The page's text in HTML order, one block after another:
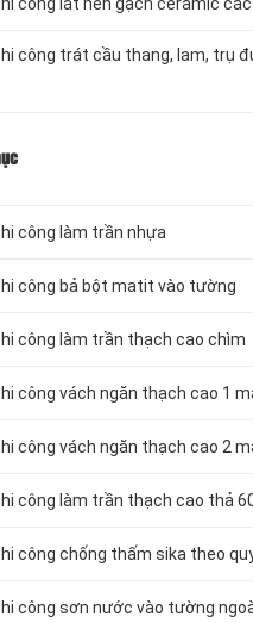
công trát cầu thang, lam, trụ
công làm trần nhựa
công bả bột matit vào tường
công làm trần thạch cao chìm
công vách ngăn thạch cao 1
công vách ngăn thạch cao 2
công làm trần thạch cao thả
công chống thấm sika theo
công sơn nước vào tường